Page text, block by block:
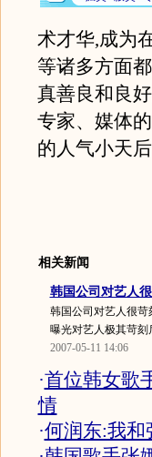
术才华,成为
等诸多方面
真善良和良
专家、媒体
的人气小天后
相关新闻
韩国公司对艺人
韩国公司对艺人很
曝光对艺人极其苛刻
2007-05-11 14:06
·首位韩女歌
情
·何润东:我和